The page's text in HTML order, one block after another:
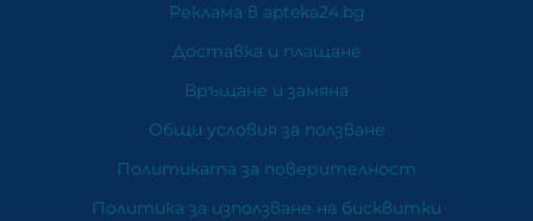
Реклама в apteka24.bg
Доставка и плащане
Връщане и замяна
Общи условия за ползване
Политиката за поверителност
Политика за използване на бисквитки